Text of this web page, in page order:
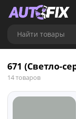
Найти товары
671 (Светло-
14 товаров